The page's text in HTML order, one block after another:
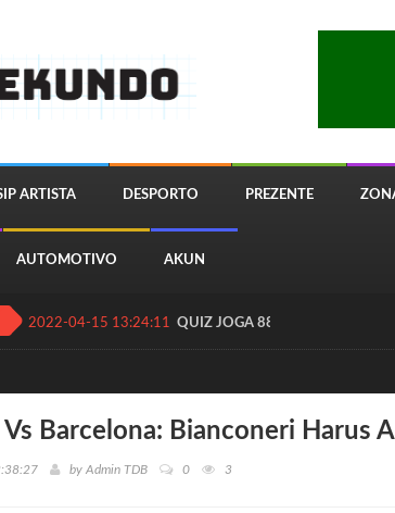
ARTISTA DESPORTO PREZENTE
AUTOMOTIVO AKUN
2022-04-15 13:24:11 QUIZ JOGA 8820 Timor Telecom
Barcelona: Bianconeri Harus
by Admin TDB 0 3